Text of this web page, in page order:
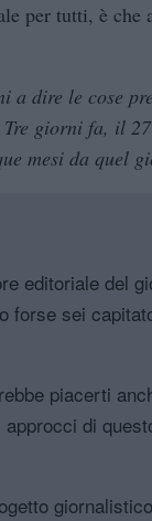
per tutti, è che
a dire le cose
giorni fa, il 27
mesi da quel
editoriale del
forse sei
piacerti
di